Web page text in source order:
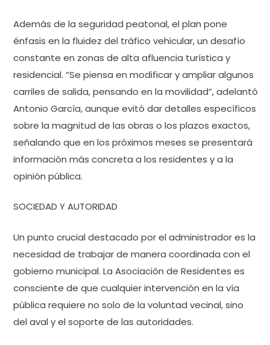
Además de la seguridad peatonal, el plan pone
énfasis en la fluidez del tráfico vehicular, un desafío
constante en zonas de alta afluencia turística y
residencial. “Se piensa en modificar y ampliar algunos
carriles de salida, pensando en la movilidad”, adelantó
Antonio García, aunque evitó dar detalles específicos
sobre la magnitud de las obras o los plazos exactos,
señalando que en los próximos meses se presentará
información más concreta a los residentes y a la
opinión pública.
SOCIEDAD Y AUTORIDAD
Un punto crucial destacado por el administrador es la
necesidad de trabajar de manera coordinada con el
gobierno municipal. La Asociación de Residentes es
consciente de que cualquier intervención en la vía
pública requiere no solo de la voluntad vecinal, sino
del aval y el soporte de las autoridades.